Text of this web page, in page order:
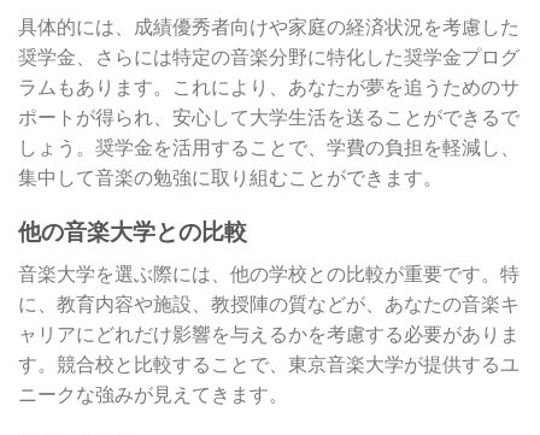
具体的には、成績優秀者向けや家庭の経済状況を考慮した
奨学金、さらには特定の音楽分野に特化した奨学金プログ
ラムもあります。これにより、あなたが夢を追うためのサ
ポートが得られ、安心して大学生活を送ることができるで
しょう。奨学金を活用することで、学費の負担を軽減し、
集中して音楽の勉強に取り組むことができます。
他の音楽大学との比較
音楽大学を選ぶ際には、他の学校との比較が重要です。特
に、教育内容や施設、教授陣の質などが、あなたの音楽キ
ャリアにどれだけ影響を与えるかを考慮する必要がありま
す。競合校と比較することで、東京音楽大学が提供するユ
ニークな強みが見えてきます。